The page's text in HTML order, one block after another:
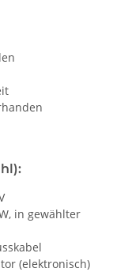
in gewählter
(elektronisch)